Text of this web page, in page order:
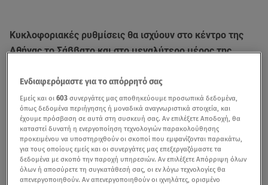
Κυκλοφοριακές ρυθμίσεις θα ισχύουν στο κέντρο της
Αθήνας το Σάββατο και στο μεγαλύτερο μέρος της
δρόμοι θα είναι κλειστοί το Σαββατοκύριακο, λόγω των
αγώνων δρόμου που θα είναι σε εξέλιξη.
ΤοΣάββατο 12.11.2022κατά τις ώρες17.00΄ έως
19.20΄, θα διεξαχθούν δύο διαδοχικοί αγώνες δρόμου 10
χλμ. από Λ. Βασ. Αμαλίας (Σύνταγμα) προς Παναθηναϊκό
Στάδιο, κατά μήκος της διαδρομής:
Ενδιαφερόμαστε για το απόρρητό σας
Εμείς και οι603 συνεργάτες μας αποθηκεύουμε προσωπικά δεδομένα,
όπως δεδομένα περιήγησης ή μοναδικά αναγνωριστικά στοιχεία, και
έχουμε πρόσβαση σε αυτά στη συσκευή σας. Αν επιλέξετε Αποδοχή, θα
καταστεί δυνατή η ενεργοποίηση τεχνολογιών παρακολούθησης
προκειμένου να υποστηριχθούν οι σκοποί που εμφανίζονται παρακάτω,
για τους οποίους εμείς και οι συνεργάτες μας επεξεργαζόμαστε τα
δεδομένα με σκοπό την παροχή υπηρεσιών. Αν επιλέξετε Απόρριψη όλων
όλων ή αποσύρετε τη συγκατάθεσή σας, οι εν λόγω τεχνολογίες θα
απενεργοποιηθούν. Αν απενεργοποιηθούν οι ιχνηλάτες, ορισμένο